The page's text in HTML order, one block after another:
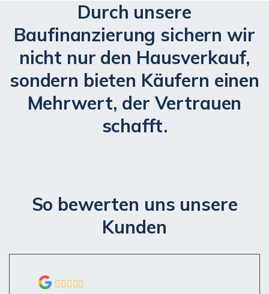
Durch unsere
Baufinanzierung sichern wir
nicht nur den Hausverkauf,
sondern bieten Käufern einen
Mehrwert, der Vertrauen
schafft.
So bewerten uns unsere
Kunden